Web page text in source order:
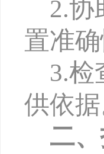
2.协
置准
3.检
供依据
二